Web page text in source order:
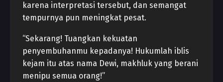
karena interpretasi tersebut, dan semangat
tempurnya pun meningkat pesat.
“Sekarang! Tuangkan kekuatan
penyembuhanmu kepadanya! Hukumlah iblis
kejam itu atas nama Dewi, makhluk yang berani
menipu semua orang!”